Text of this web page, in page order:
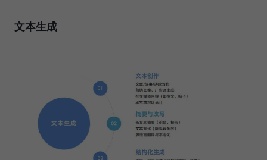
文本生成